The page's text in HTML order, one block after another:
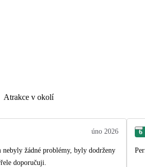
Atrakce v okolí
úno 2026
žádné problémy, byly dodrženy
doporučuji.
6